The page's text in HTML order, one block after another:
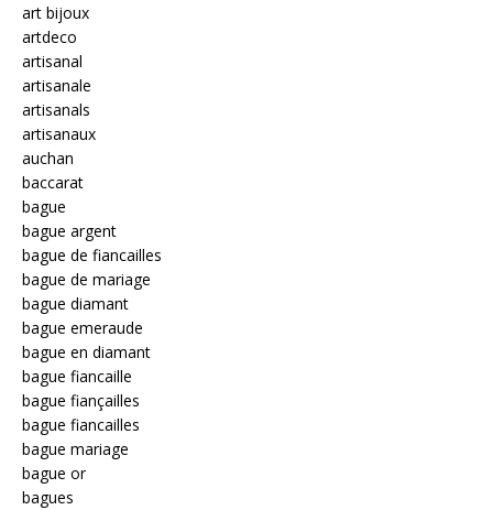
art bijoux
artdeco
artisanal
artisanale
artisanals
artisanaux
auchan
baccarat
bague
bague argent
bague de fiancailles
bague de mariage
bague diamant
bague emeraude
bague en diamant
bague fiancaille
bague fiançailles
bague fiancailles
bague mariage
bague or
bagues